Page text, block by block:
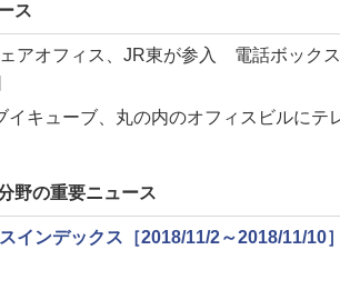
ス
アオフィス、JR東が参入 電話ボック
イキューブ、丸の内のオフィスビルにテ
野の重要ニュース
インデックス［2018/11/2～2018/11/10］